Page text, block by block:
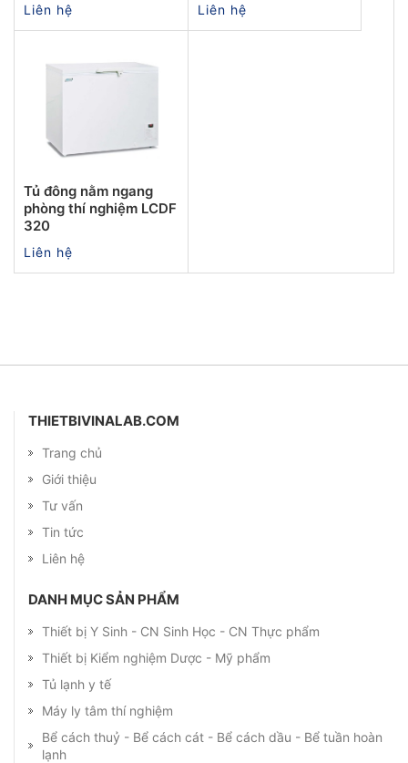
Liên hệ Liên hệ
Tủ đông nằm ngang
phòng thí nghiệm LCDF
320
Liên hệ
THIETBIVINALAB.COM
Trang chủ
Giới thiệu
Tư vấn
Tin tức
Liên hệ
DANH MỤC SẢN PHẨM
Thiết bị Y Sinh - CN Sinh Học - CN Thực phẩm
Thiết bị Kiểm nghiệm Dược - Mỹ phẩm
Tủ lạnh y tế
Máy ly tâm thí nghiệm
Bể cách thuỷ - Bể cách cát - Bể cách dầu - Bể tuần hoàn
lạnh